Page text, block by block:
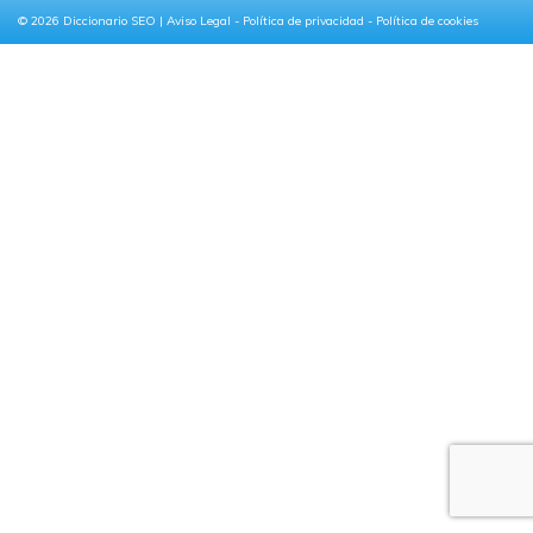
© 2026 Diccionario SEO | Aviso Legal - Política de privacidad - Política de cookies